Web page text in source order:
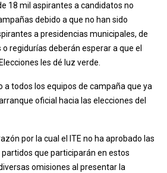
18 mil aspirantes a candidatos no
debido a que no han sido
a presidencias municipales, de
regidurías deberán esperar a que el
les dé luz verde.
a todos los equipos de campaña que ya
oficial hacia las elecciones del
por la cual el ITE no ha aprobado las
que participarán en estos
omisiones al presentar la